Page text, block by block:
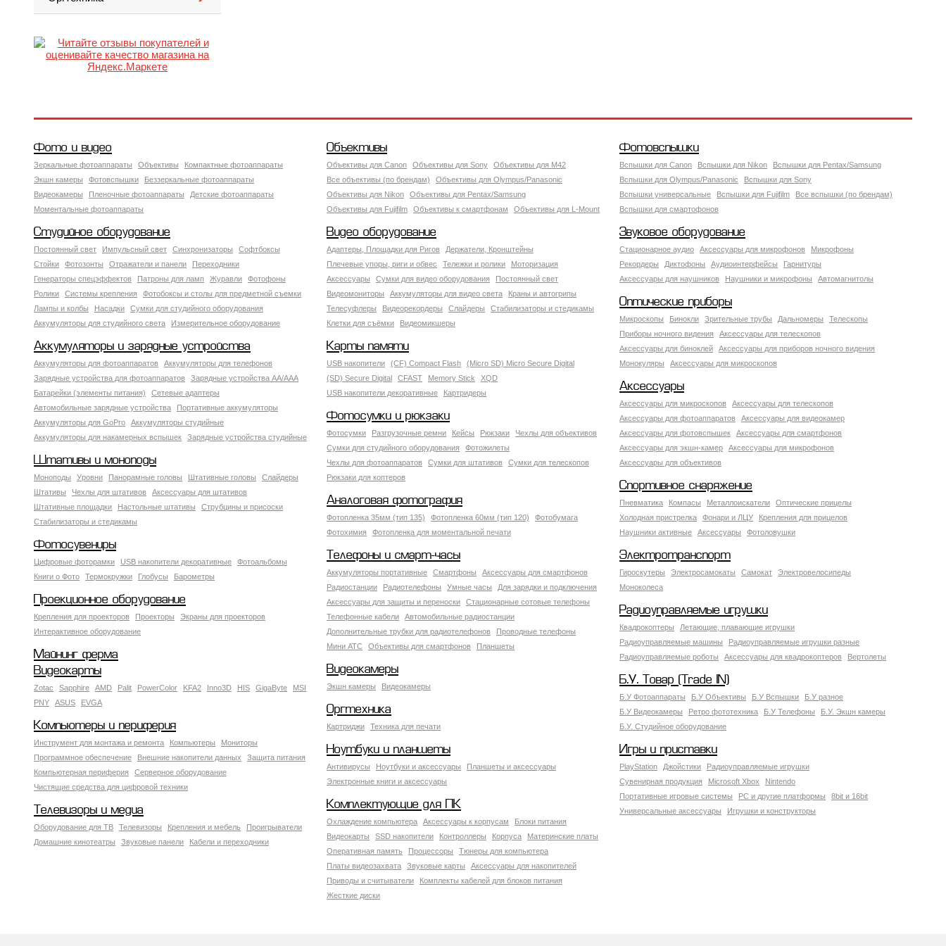
Фото и видео
Зеркальные фотоаппараты Объективы
Компактные фотоаппараты
Экшн камеры
Фотовспышки
Беззеркальные фотоаппараты
Видеокамеры
Пленочные фотоаппараты
Детские фотоаппараты
Моментальные фотоаппараты
Объективы
Объективы для Canon Объективы для Sony
Объективы для M42
Все объективы (по брендам)
Объективы для Olympus/Panasonic
Объективы для Nikon
Объективы для Pentax/Samsung
Объективы для Fujifilm
Объективы к смартфонам Объективы для L-Mount
Фотовспышки
Вспышки для Canon Вспышки для Nikon
Вспышки для Pentax/Samsung
Вспышки для Olympus/Panasonic
Вспышки для Sony
Вспышки универсальные
Вспышки для Fujifilm
Все вспышки (по брендам)
Вспышки для смартофонов
Студийное оборудование
Постоянный свет Импульсный свет Синхронизаторы
Софтбоксы
Стойки
Фотозонты Отражатели и панели
Переходники
Генераторы спецэффектов
Патроны для ламп Журавли
Фотофоны
Ролики
Системы крепления
Фотобоксы и столы для предметной съемки
Лампы и колбы
Насадки
Сумки для студийного оборудования
Аккумуляторы для студийного света
Измерительное оборудование
Видео оборудование
Адаптеры, Площадки для Ригов
Держатели, Кронштейны
Плечевые упоры, риги и обвес
Тележки и ролики
Моторизация
Аксессуары
Сумки для видео оборудования
Постоянный свет
Видеомониторы
Аккумуляторы для видео света
Краны и автогрипы
Телесуфлеры
Видеорекордеры Слайдеры
Стабилизаторы и стедикамы
Клетки для съёмки
Видеомикшеры
Звуковое оборудование
Стационарное аудио Аксессуары для микрофонов
Микрофоны
Рекордеры
Диктофоны Аудиоинтерфейсы
Гарнитуры
Аксессуары для наушников
Наушники и микрофоны Автомагнитолы
Оптические приборы
Микроскопы Бинокли Зрительные трубы Дальномеры
Телескопы
Приборы ночного видения
Аксессуары для телескопов
Аксессуары для биноклей
Аксессуары для приборов ночного видения
Монокуляры
Аксессуары для микроскопов
Аккумуляторы и зарядные устройства
Аккумуляторы для фотоаппаратов
Аккумуляторы для телефонов
Зарядные устройства для фотоаппаратов
Зарядные устройства AA/AAA
Батарейки (элементы питания)
Сетевые адаптеры
Автомобильные зарядные устройства
Портативные аккумуляторы
Аккумуляторы для GoPro
Аккумуляторы студийные
Аккумуляторы для накамерных вспышек
Зарядные устройства студийные
Карты памяти
USB накопители (CF) Compact Flash
(Micro SD) Micro Secure Digital
(SD) Secure Digital
CFAST Memory Stick
XQD
USB накопители декоративные
Картридеры Аксессуары
Аксессуары для микроскопов
Аксессуары для телескопов
Аксессуары для фотоаппаратов
Аксессуары для видеокамер
Аксессуары для фотовспышек
Аксессуары для смартфонов
Аксессуары для экшн-камер
Аксессуары для микрофонов
Аксессуары для объективов
Фотосумки и рюкзаки
Фотосумки Разгрузочные ремни Кейсы Рюкзаки
Чехлы для объективов
Сумки для студийного оборудования
Фотожилеты
Чехлы для фотоаппаратов
Сумки для штативов
Сумки для телескопов
Рюкзаки для коптеров
Штативы и моноподы
Моноподы Уровни Панорамные головы Штативные головы
Слайдеры
Штативы
Чехлы для штативов
Аксессуары для штативов
Штативные площадки
Настольные штативы
Струбцины и присоски
Стабилизаторы и стедикамы
Спортивное снаряжение
Пневматика Компасы Металлоискатели
Оптические прицелы
Холодная пристрелка
Фонари и ЛЦУ
Крепления для прицелов
Наушники активные
Аксессуары Фотоловушки
Аналоговая фотография
Фотопленка 35мм (тип 135) Фотопленка 60мм (тип 120)
Фотобумага
Фотохимия
Фотопленка для моментальной печати
Фотосувениры
Цифровые фоторамки USB накопители декоративные
Фотоальбомы
Книги о Фото
Термокружки Глобусы Барометры
Телефоны и смарт-часы
Аккумуляторы портативные Смартфоны
Аксессуары для смартфонов
Радиостанции
Радиотелефоны Умные часы
Для зарядки и подключения
Аксессуары для защиты и переноски
Стационарные сотовые телефоны
Телефонные кабели
Автомобильные радиостанции
Дополнительные трубки для радиотелефонов
Проводные телефоны
Мини АТС
Объективы для смартфонов Планшеты
Электротранспорт
Гироскутеры Электросамокаты Самокат
Электровелосипеды
Моноколеса
Проекционное оборудование
Крепления для проекторов Проекторы
Экраны для проекторов
Интерактивное оборудование
Радиоуправляемые игрушки
Квадрокоптеры
Летающие, плавающие игрушки
Радиоуправляемые машины
Радиоуправляемые игрушки разные
Радиоуправляемые роботы
Аксессуары для квадрокоптеров Вертолеты
Майнинг ферма
Видеокамеры
Экшн камеры Видеокамеры
Видеокарты
Zotac Sapphire AMD Palit PowerColor KFA2 Inno3D HIS GigaByte
MSI
PNY
ASUS EVGA
Б.У. Товар (Trade IN)
Б.У Фотоаппараты Б.У Объективы Б.У Вспышки
Б.У разное
Б.У Видеокамеры
Ретро фототехника Б.У Телефоны
Б.У. Экшн камеры
Б.У. Студийное оборудование
Оргтехника
Картриджи Техника для печати
Компьютеры и периферия
Инструмент для монтажа и ремонта Компьютеры
Мониторы
Программное обеспечение
Внешние накопители данных
Защита питания
Компьютерная периферия
Серверное оборудование
Чистящие средства для цифровой техники
Ноутбуки и планшеты
Антивирусы Ноутбуки и аксессуары
Планшеты и аксессуары
Электронные книги и аксессуары
Игры и приставки
PlayStation Джойстики
Радиоуправляемые игрушки
Сувенирная продукция
Microsoft Xbox
Nintendo
Портативные игровые системы
PC и другие платформы
8bit и 16bit
Универсальные аксессуары
Игрушки и конструкторы
Комплектующие для ПК
Охлаждение компьютера Аксессуары к корпусам
Блоки питания
Видеокарты
SSD накопители Контроллеры Корпуса
Материнские платы
Оперативная память
Процессоры
Тюнеры для компьютера
Платы видеозахвата
Звуковые карты
Аксессуары для накопителей
Приводы и считыватели
Комплекты кабелей для блоков питания
Жесткие диски
Телевизоры и медиа
Оборудование для ТВ Телевизоры Крепления и мебель
Проигрыватели
Домашние кинотеатры
Звуковые панели Кабели и переходники